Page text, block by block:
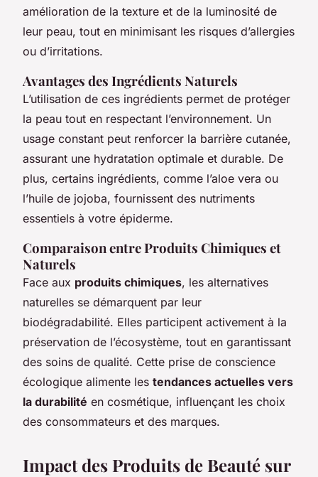
amélioration de la texture et de la luminosité de
leur peau, tout en minimisant les risques d’allergies
ou d’irritations.
Avantages des Ingrédients Naturels
L’utilisation de ces ingrédients permet de protéger
la peau tout en respectant l’environnement. Un
usage constant peut renforcer la barrière cutanée,
assurant une hydratation optimale et durable. De
plus, certains ingrédients, comme l’aloe vera ou
l’huile de jojoba, fournissent des nutriments
essentiels à votre épiderme.
Comparaison entre Produits Chimiques et
Naturels
Face aux produits chimiques, les alternatives
naturelles se démarquent par leur
biodégradabilité. Elles participent activement à la
préservation de l’écosystème, tout en garantissant
des soins de qualité. Cette prise de conscience
écologique alimente les tendances actuelles vers
la durabilité en cosmétique, influençant les choix
des consommateurs et des marques.
Impact des Produits de Beauté sur